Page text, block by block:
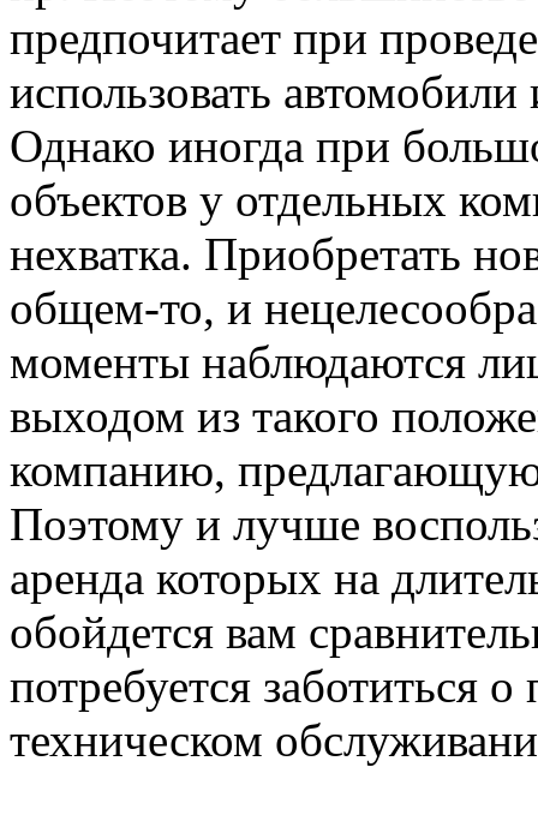
предпочитает при
использовать
Однако иногда при
объектов у отдельных
нехватка. Приобретать
общем-то, и
моменты наблюдаются
выходом из такого
компанию,
Поэтому и лучше
аренда которых на
обойдется вам
потребуется заботиться
техническом